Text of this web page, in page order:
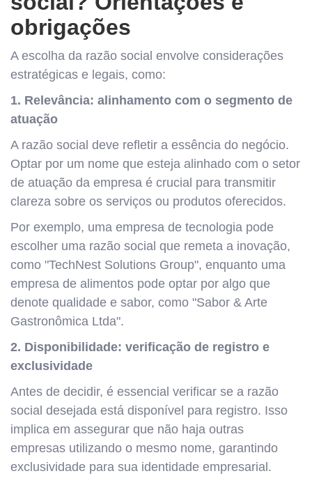
obrigações
A escolha da razão social envolve considerações
estratégicas e legais, como:
1. Relevância: alinhamento com o segmento de
atuação
A razão social deve refletir a essência do negócio.
Optar por um nome que esteja alinhado com o setor
de atuação da empresa é crucial para transmitir
clareza sobre os serviços ou produtos oferecidos.
Por exemplo, uma empresa de tecnologia pode
escolher uma razão social que remeta a inovação,
como "TechNest Solutions Group", enquanto uma
empresa de alimentos pode optar por algo que
denote qualidade e sabor, como "Sabor & Arte
Gastronômica Ltda".
2. Disponibilidade: verificação de registro e
exclusividade
Antes de decidir, é essencial verificar se a razão
social desejada está disponível para registro. Isso
implica em assegurar que não haja outras
empresas utilizando o mesmo nome, garantindo
exclusividade para sua identidade empresarial.